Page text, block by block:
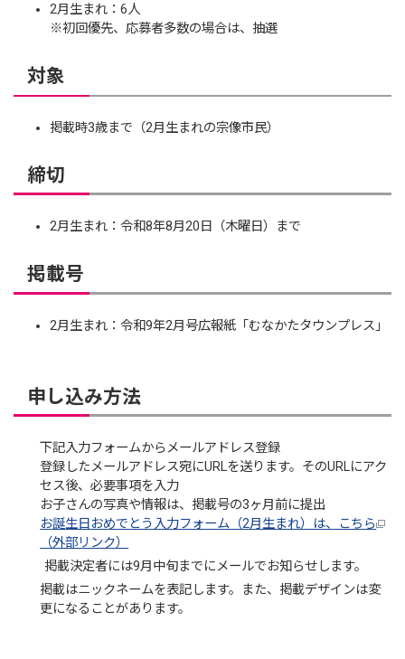
2月生まれ：6人
※初回優先、応募者多数の場合は、抽選
対象
掲載時3歳まで（2月生まれの宗像市民）
締切
2月生まれ：令和8年8月20日（木曜日）まで
掲載号
2月生まれ：令和9年2月号広報紙「むなかたタウンプレス」
申し込み方法
下記入力フォームからメールアドレス登録
登録したメールアドレス宛にURLを送ります。そのURLにアク
セス後、必要事項を入力
お子さんの写真や情報は、掲載号の3ヶ月前に提出
お誕生日おめでとう入力フォーム（2月生まれ）は、こちら
（外部リンク）
掲載決定者には9月中旬までにメールでお知らせします。
掲載はニックネームを表記します。また、掲載デザインは変
更になることがあります。